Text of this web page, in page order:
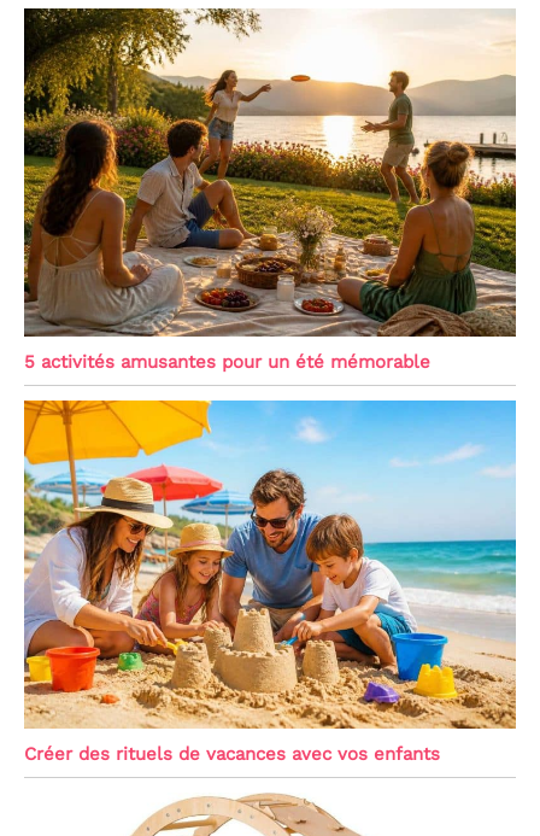
5 activités amusantes pour un été mémorable
Créer des rituels de vacances avec vos enfants